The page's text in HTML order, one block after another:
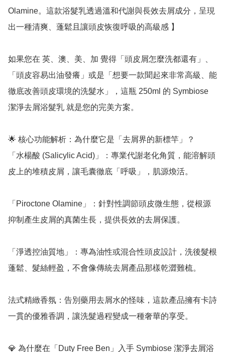
Olamine。這款浴髮乳透過溫和代謝與長效去屑成分，呈現
出一種清爽、蓬鬆且讓頭皮恢復呼吸的高級感 】
如果您在 英、澳、美、加 覺得「頭皮屑怎麼洗都還有」、
「頭皮容易出油發癢」或是「想要一款聞起來非常高級、能
徹底改善頭皮環境的洗髮水」，這瓶 250ml 的 Symbiose
潔淨去屑浴髮乳 就是您的完美方案。
🌟 核心功能解析：為什麼它是「去屑界的新標竿」？
「水楊酸 (Salicylic Acid)」：專業代謝老化角質，能溶解頭
皮上的堆積皮屑，讓毛囊徹底「呼吸」，肌源煥活。
「Piroctone Olamine」：針對性調節頭皮微生態，從根源
抑制產生皮屑的真菌生長，提供長效的去屑保護。
「淨透控油質地」：專為油性或混合性頭皮設計，洗後髮根
蓬鬆、髮絲輕盈，不會像傳統去屑產品那樣乾澀難梳。
法式精緻香氛：告別藥用去屑水的怪味，這款產品擁有卡詩
一貫的優雅香調，讓洗髮過程變成一種奢華的享受。
💎 為什麼在「Duty Free Ben」入手 Symbiose 潔淨去屑浴